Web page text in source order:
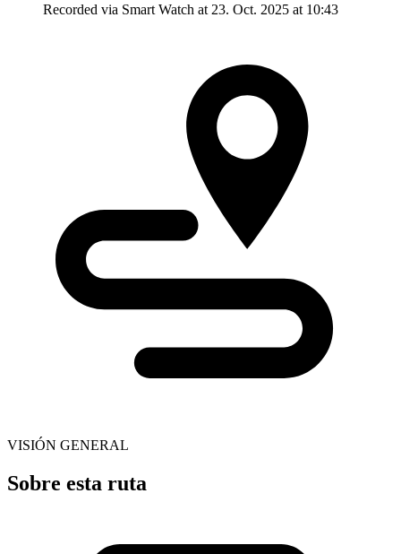
Recorded via Smart Watch at 23. Oct. 2025 at 10:43
VISIÓN GENERAL
Sobre esta ruta